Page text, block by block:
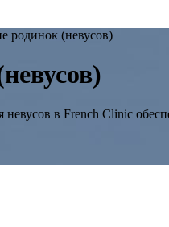
родинок (невусов)
в French Clinic